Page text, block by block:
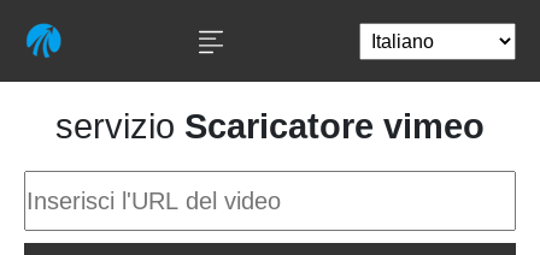
servizio Scaricatore vimeo